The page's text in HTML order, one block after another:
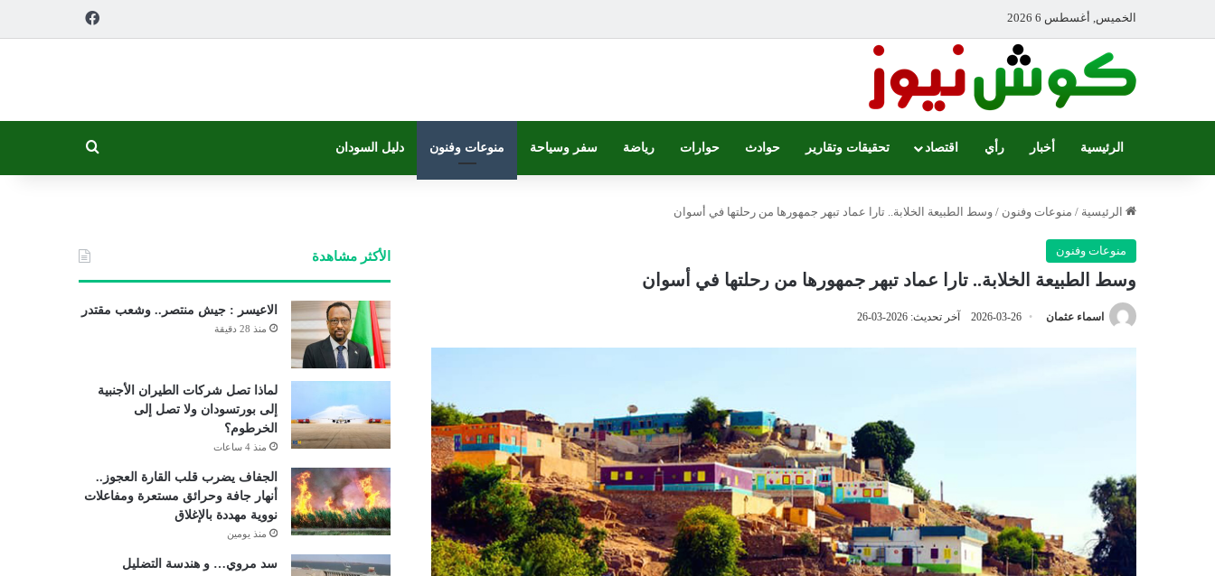
الخميس, أغسطس 6 2026
الرئيسية أخبار رأي اقتصاد تحقيقات وتقارير حوادث حوارات رياضة سفر وسياحة منوعات وفنون دليل السودان
الرئيسية / منوعات وفنون / وسط الطبيعة الخلابة.. تارا عماد تبهر جمهورها من رحلتها في أسوان
منوعات وفنون
وسط الطبيعة الخلابة.. تارا عماد تبهر جمهورها من رحلتها في أسوان
اسماء عثمان 2026-03-26 آخر تحديث: 2026-03-26
الأكثر مشاهدة
الاعيسر : جيش منتصر.. وشعب مقتدر
منذ 28 دقيقة
لماذا تصل شركات الطيران الأجنبية
إلى بورتسودان ولا تصل إلى
الخرطوم؟
منذ 4 ساعات
الجفاف يضرب قلب القارة العجوز..
أنهار جافة وحرائق مستعرة ومفاعلات
نووية مهددة بالإغلاق
منذ يومين
سد مروي… و هندسة التضليل